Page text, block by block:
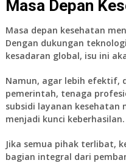
Masa Depan
Masa depan kesehatan
Dengan dukungan
kesadaran global, isu ini
Namun, agar lebih efektif,
pemerintah, tenaga
subsidi layanan kesehatan
menjadi kunci keberhasilan.
Jika semua pihak terlibat,
bagian integral dari